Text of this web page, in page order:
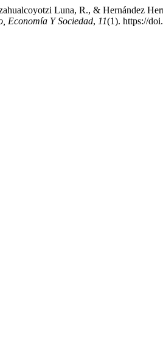
Luna, R., & Hernández
Economía Y Sociedad, 11(1). https://